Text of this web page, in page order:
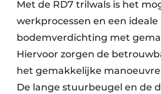
Met de RD7 trilwals is het
werkprocessen en een ideale
bodemverdichting met
Hiervoor zorgen de
het gemakkelijke
De lange stuurbeugel en de